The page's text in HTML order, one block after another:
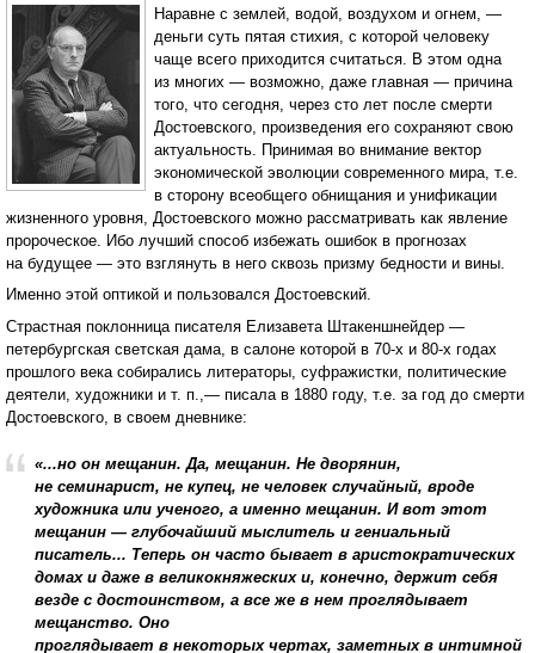
Наравне с землей, водой, воздухом и огнем, —
деньги суть пятая стихия, с которой человеку
чаще всего приходится считаться. В этом одна
из многих — возможно, даже главная — причина
того, что сегодня, через сто лет после смерти
Достоевского, произведения его сохраняют свою
актуальность. Принимая во внимание вектор
экономической эволюции современного мира, т.е.
в сторону всеобщего обнищания и унификации
жизненного уровня, Достоевского можно рассматривать как явление
пророческое. Ибо лучший способ избежать ошибок в прогнозах
на будущее — это взглянуть в него сквозь призму бедности и вины.
Именно этой оптикой и пользовался Достоевский.
Страстная поклонница писателя Елизавета Штакеншнейдер —
петербургская светская дама, в салоне которой в 70-х и 80-х годах
прошлого века собирались литераторы, суфражистки, политические
деятели, художники и т. п.,— писала в 1880 году, т.е. за год до смерти
Достоевского, в своем дневнике:
«...но он мещанин. Да, мещанин. Не дворянин,
не семинарист, не купец, не человек случайный, вроде
художника или ученого, а именно мещанин. И вот этот
мещанин — глубочайший мыслитель и гениальный
писатель... Теперь он часто бывает в аристократических
домах и даже в великокняжеских и, конечно, держит себя
везде с достоинством, а все же в нем проглядывает
мещанство. Оно
проглядывает в некоторых чертах, заметных в интимной